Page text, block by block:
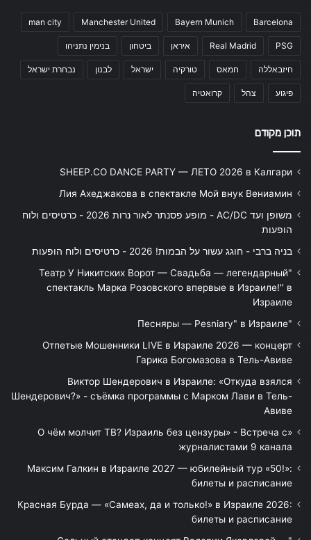
Barcelona
Bayern Munich
Manchester United
man city
PSG
Real Madrid איראן ביטחון בנימין נתניהו
חיזבאללה חמאס טורקיה ישראל לבנון נבחרת ישראל
פיגוע צהל קרואטיה
תוכן מקודם
SHEEP.CO DANCE PARTY — ЛЕТО 2026 в Калгари
Лия Ахеджакова в спектакле Мой внук Вениамин
משופן ועד AC/DC - מופע פסנתר לאור נרות 2026 - כרטיסים ולוח
הופעות
בניה ברבי - חוגג עשור על הבמות! 2026 - כרטיסים ולוח הופעות
"Театр У Никитских Ворот — Свадьба — легендарный
спектакль Марка Розовского впервые в Израиле!" в
Израиле
"Песняры — Pesniary" в Израиле
Отпетые Мошенники LIVE в Израиле 2026 — концерт
Гарика Богомазова в Тель-Авиве
Виктор Шендерович в Израиле: «Откуда взялся
Шендерович?» - съёмка программы с Марком Лави в Тель-
Авиве
«О чём молчит ТВ? Израиль без цензуры» - Встреча с
журналистами 9 канала
Максим Галкин в Израиле 2027 — юбилейный тур «50!»:
билеты и расписание
Красная Бурда — «Самеах, да и только!» в Израиле 2026:
билеты и расписание